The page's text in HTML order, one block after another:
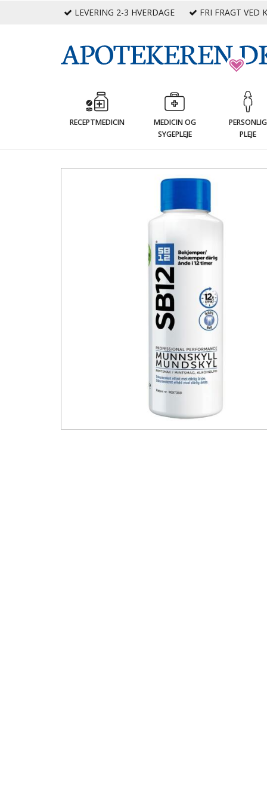
LEVERING 2-3 HVERDAGE FRI FRAGT VED
RECEPTMEDICIN
MEDICIN OG
SYGEPLEJE
PERSONLIG
PLEJE